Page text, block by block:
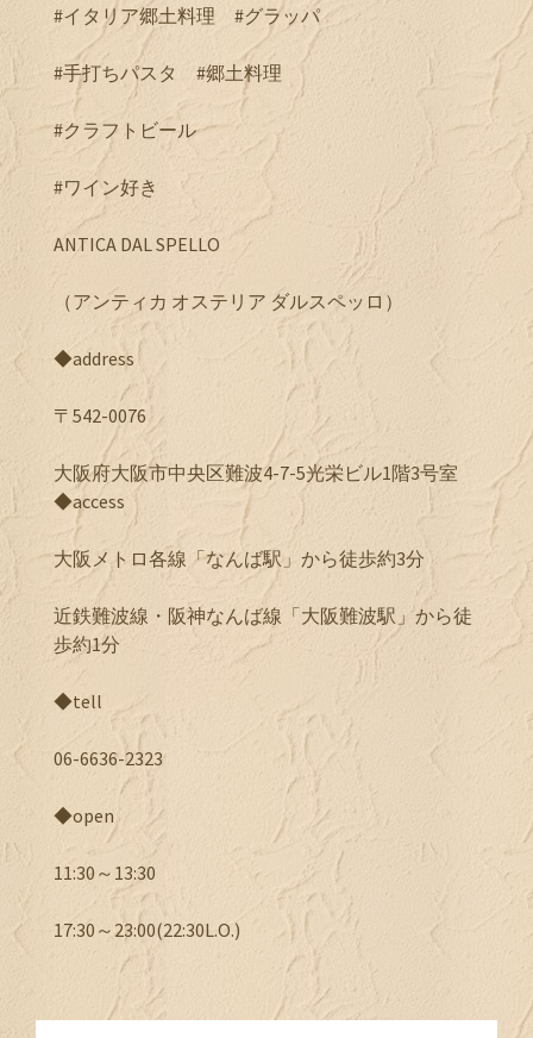
#イタリア郷土料理 #グラッパ
#手打ちパスタ #郷土料理
#クラフトビール
#ワイン好き
ANTICA DAL SPELLO
（アンティカ オステリア ダルスペッロ）
◆address
〒542-0076
大阪府大阪市中央区難波4-7-5光栄ビル1階3号室
◆access
大阪メトロ各線「なんば駅」から徒歩約3分
近鉄難波線・阪神なんば線「大阪難波駅」から徒
歩約1分
◆tell
06-6636-2323
◆open
11:30～13:30
17:30～23:00(22:30L.O.)